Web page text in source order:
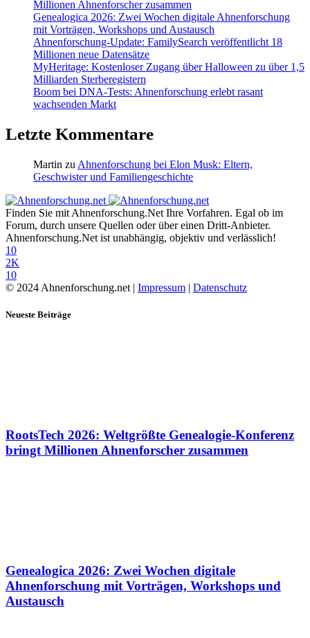
Millionen Ahnenforscher zusammen
Genealogica 2026: Zwei Wochen digitale Ahnenforschung
mit Vorträgen, Workshops und Austausch
Ahnenforschung-Update: FamilySearch veröffentlicht 18
Millionen neue Datensätze
MyHeritage: Kostenloser Zugang über Halloween zu über 1,5
Milliarden Sterberegistern
Boom bei DNA-Tests: Ahnenforschung erlebt rasant
wachsenden Markt
Letzte Kommentare
Martin zu Ahnenforschung bei Elon Musk: Eltern,
Geschwister und Familiengeschichte
Finden Sie mit Ahnenforschung.Net Ihre Vorfahren. Egal ob im
Forum, durch unsere Quellen oder über einen Dritt-Anbieter.
Ahnenforschung.Net ist unabhängig, objektiv und verlässlich!
10
2K
10
© 2024 Ahnenforschung.net | Impressum | Datenschutz
Neueste Beiträge
RootsTech 2026: Weltgrößte Genealogie-Konferenz
bringt Millionen Ahnenforscher zusammen
Genealogica 2026: Zwei Wochen digitale
Ahnenforschung mit Vorträgen, Workshops und
Austausch